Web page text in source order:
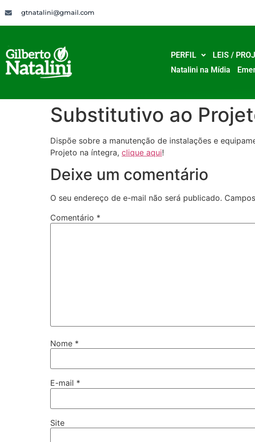
gtnatalini@gmail.com
PERFIL LEIS /
Natalini na Mídia
Substitutivo ao
Dispõe sobre a manutenção de instalações e
Projeto na íntegra, clique aqui!
Deixe um comentário
O seu endereço de e-mail não será publicado.
Comentário *
Nome *
E-mail *
Site